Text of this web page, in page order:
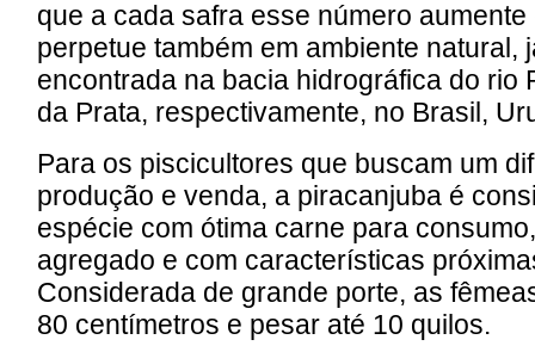
que a cada safra esse número aumente
perpetue também em ambiente natural,
encontrada na bacia hidrográfica do rio
da Prata, respectivamente, no Brasil,
Para os piscicultores que buscam um
produção e venda, a piracanjuba é
espécie com ótima carne para
agregado e com características
Considerada de grande porte, as
80 centímetros e pesar até 10 quilos.